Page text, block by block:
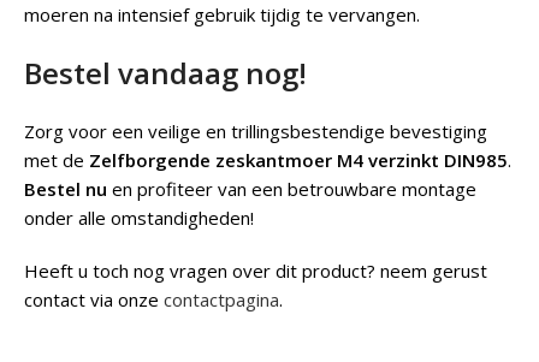
moeren na intensief gebruik tijdig te vervangen.
Bestel vandaag nog!
Zorg voor een veilige en trillingsbestendige bevestiging
met de Zelfborgende zeskantmoer M4 verzinkt DIN985.
Bestel nu en profiteer van een betrouwbare montage
onder alle omstandigheden!
Heeft u toch nog vragen over dit product? neem gerust
contact via onze contactpagina.